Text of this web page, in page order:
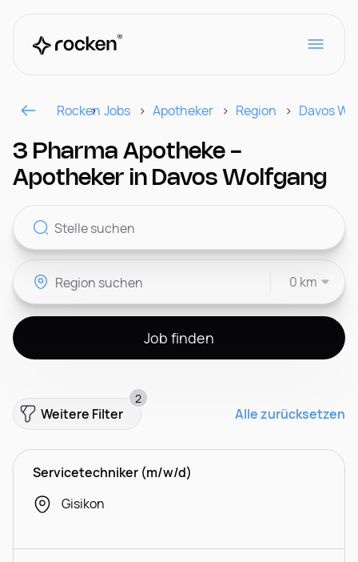
Für Arbeitgeber
Kontakt
CH
Rocken Jobs Apotheker Region Davos
3 Pharma Apotheke -
Apotheker in Davos Wolfgang
0 km
Job finden
Weitere Filter
2
Alle zurücksetzen
Servicetechniker (m/w/d)
Gisikon